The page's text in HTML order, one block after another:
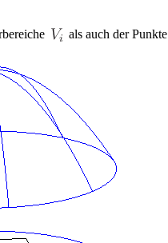
als auch der Punkte